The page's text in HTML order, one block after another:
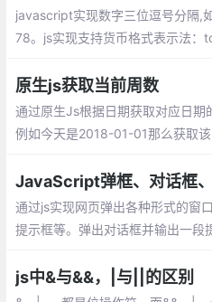
javascript实现数字三位逗号分隔
78。js实现支持货币格式表示法：
符串中的一部分并返回该部分字符
的匹配....
原生js获取当前周数
通过原生Js根据日期获取对应日期
例如今天是2018-01-01那么获取
下。
通过js实现网页弹出各种形式的窗
提示框等。弹出对话框并输出一段
一个输入框，输入一段文字，可以
的命令
js中&与&&，|与||的区别